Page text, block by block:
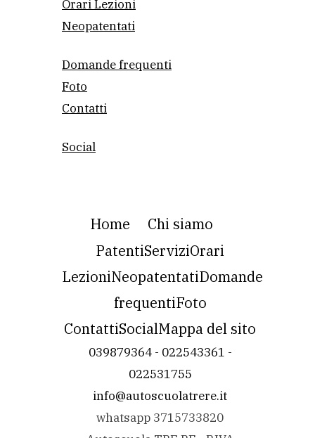
Home
Chi siamo
PatentiServiziOrari
LezioniNeopatentatiDomande
frequentiFoto
ContattiSocialMappa del sito
039879364 - 022543361 -
022531755
info@autoscuolatrere.it
whatsapp 3715733820
Orari Lezioni
Neopatentati
Domande frequenti
Foto
Contatti
Social